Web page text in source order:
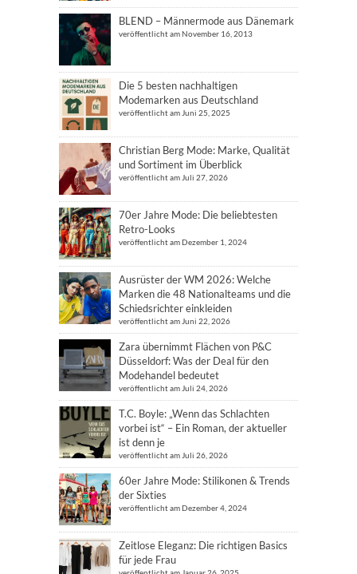
BLEND – Männermode aus Dänemark
veröffentlicht am November 16, 2013
Die 5 besten nachhaltigen
Modemarken aus Deutschland
veröffentlicht am Juni 25, 2025
Christian Berg Mode: Marke, Qualität
und Sortiment im Überblick
veröffentlicht am Juli 27, 2026
70er Jahre Mode: Die beliebtesten
Retro-Looks
veröffentlicht am Dezember 1, 2024
Ausrüster der WM 2026: Welche
Marken die 48 Nationalteams und die
Schiedsrichter einkleiden
veröffentlicht am Juni 22, 2026
Zara übernimmt Flächen von P&C
Düsseldorf: Was der Deal für den
Modehandel bedeutet
veröffentlicht am Juli 24, 2026
T.C. Boyle: „Wenn das Schlachten
vorbei ist“ – Ein Roman, der aktueller
ist denn je
veröffentlicht am Juli 26, 2026
60er Jahre Mode: Stilikonen & Trends
der Sixties
veröffentlicht am Dezember 4, 2024
Zeitlose Eleganz: Die richtigen Basics
für jede Frau